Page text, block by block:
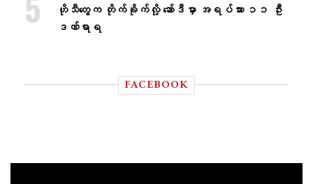
ဟိုသီတွေက တိုက်ခိုက်လို့ ဆော်ဒီမှာ အရပ်သား ၁၁ ဦး
ဒဏ်ရာရ
FACEBOOK